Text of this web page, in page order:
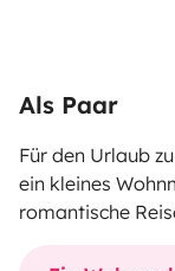
Als Paar
Für den Urlaub
ein kleines
romantische